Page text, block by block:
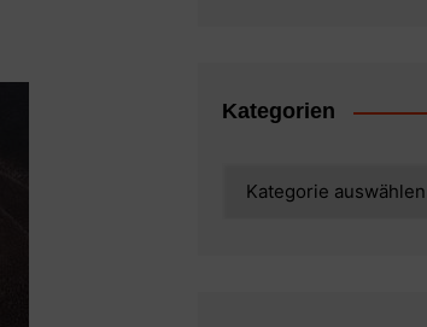
Kategorien